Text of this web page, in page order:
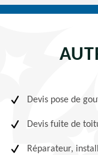
Devis pose de
Devis fuite de
Réparateur,